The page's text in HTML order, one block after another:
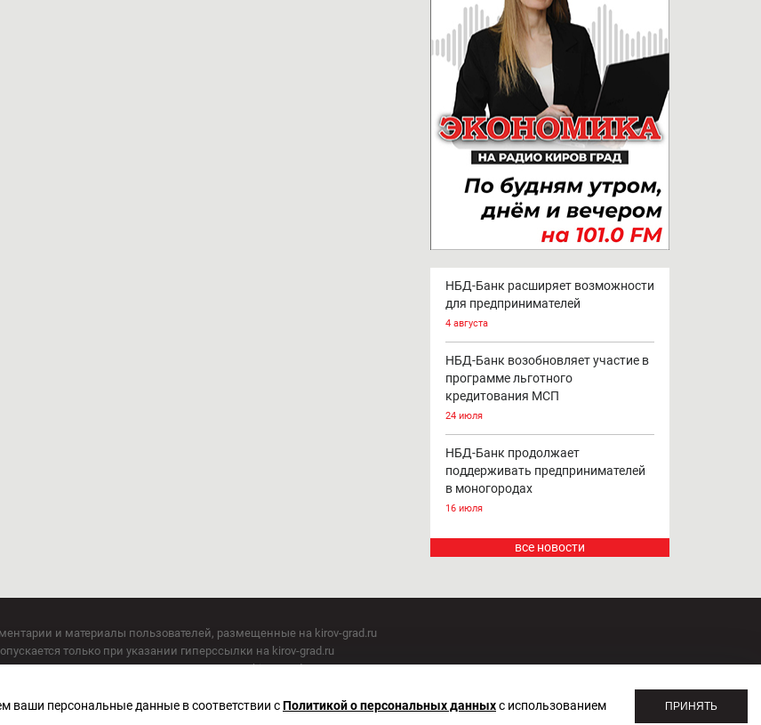
НБД-Банк расширяет возможности
для предпринимателей
4 августа
НБД-Банк возобновляет участие в
программе льготного
кредитования МСП
24 июля
НБД-Банк продолжает
поддерживать предпринимателей
в моногородах
16 июля
все новости
и материалы пользователей, размещенные на kirov-grad.ru
только при указании гиперссылки на kirov-grad.ru
только при указании на ресурс: kirov-grad.ru
в сфере связи, информационных технологий и массовых коммуникаций 20.07.2018. Регистрационный номер ЭЛ №
ваши персональные данные в соответствии сПолитикой о персональных данныхс использованием
ПРИНЯТЬ